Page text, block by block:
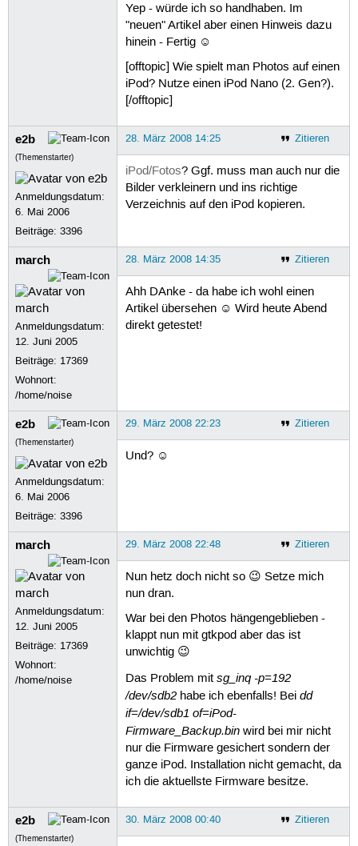
Yep - würde ich so handhaben. Im
"neuen" Artikel aber einen Hinweis dazu
hinein - Fertig ☺
[offtopic] Wie spielt man Photos auf einen
iPod? Nutze einen iPod Nano (2. Gen?).
[/offtopic]
e2b
(Themenstarter)
Anmeldungsdatum:
6. Mai 2006
Beiträge:3396
Zitieren
28. März 2008 14:25
iPod/Fotos? Ggf. muss man auch nur die
Bilder verkleinern und ins richtige
Verzeichnis auf den iPod kopieren.
march
Anmeldungsdatum:
12. Juni 2005
Beiträge: 17369
Wohnort:
/home/noise
Zitieren
28. März 2008 14:35
Ahh DAnke - da habe ich wohl einen
Artikel übersehen ☺ Wird heute Abend
direkt getestet!
e2b
(Themenstarter)
Anmeldungsdatum:
6. Mai 2006
Beiträge:3396
Zitieren
29. März 2008 22:23
Und? ☺
march
Anmeldungsdatum:
12. Juni 2005
Beiträge: 17369
Wohnort:
/home/noise
Zitieren
29. März 2008 22:48
Nun hetz doch nicht so 😉 Setze mich
nun dran.
War bei den Photos hängengeblieben -
klappt nun mit gtkpod aber das ist
unwichtig 😉
Das Problem mit sg_inq -p=192
/dev/sdb2habe ich ebenfalls! Bei dd
if=/dev/sdb1 of=iPod-
Firmware_Backup.binwird bei mir nicht
nur die Firmware gesichert sondern der
ganze iPod. Installation nicht gemacht, da
ich die aktuellste Firmware besitze.
e2b
(Themenstarter)
Zitieren
30. März 2008 00:40